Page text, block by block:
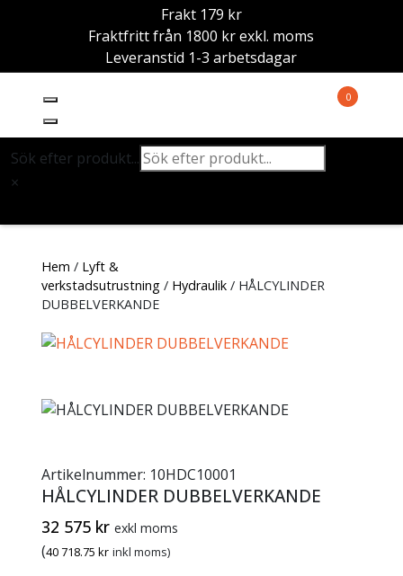
Frakt 179 kr
Fraktfritt från 1800 kr exkl. moms
Leveranstid 1-3 arbetsdagar
0
Sök efter produkt...
×
Hem / Lyft &
verkstadsutrustning/ Hydraulik/ HÅLCYLINDER
DUBBELVERKANDE
Artikelnummer: 10HDC10001
HÅLCYLINDER DUBBELVERKANDE
32 575 kr exkl moms
(40 718.75 kr inkl moms)